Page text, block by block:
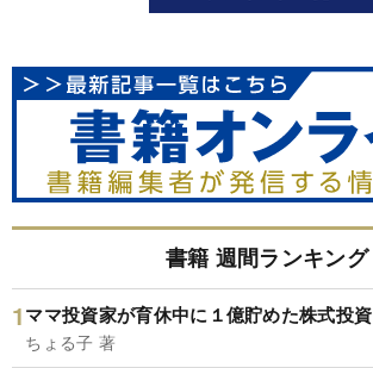
書籍 週間ランキング
ママ投資家が育休中に１億貯めた株式投資
ちょる子 著